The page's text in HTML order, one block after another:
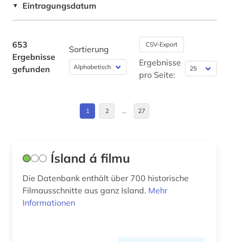
ballangen (1)
baudenkmal (1)
bauunternehmer (1)
begräbnis (1)
belgien (1)
Hamburg (1)
Nordamerika (3)
▼ Eintragungsdatum
653
Ergebnisse
gefunden
Sortierung CSV-Export
Ergebnisse
pro Seite:
1 2 … 27
Ísland á filmu
Die Datenbank enthält über 700 historische
Filmausschnitte aus ganz Island. Mehr
Informationen